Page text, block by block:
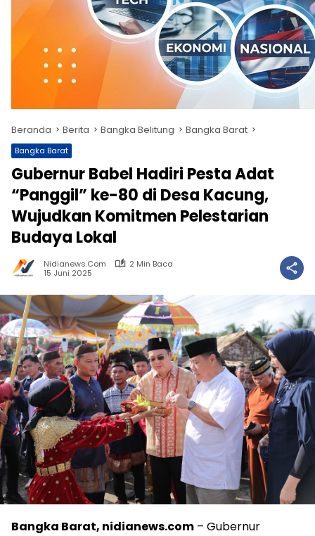
Beranda Berita Bangka Belitung Bangka Barat
Bangka Barat
Gubernur Babel Hadiri Pesta Adat
“Panggil” ke-80 di Desa Kacung,
Wujudkan Komitmen Pelestarian
Budaya Lokal
Nidianews.com
2 Min Baca
15 Juni 2025
Bangka Barat, nidianews.com – Gubernur